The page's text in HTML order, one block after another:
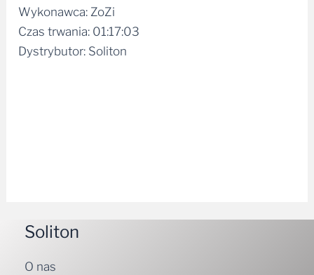
Wykonawca: ZoZi
Czas trwania: 01:17:03
Dystrybutor: Soliton
Soliton
O nas